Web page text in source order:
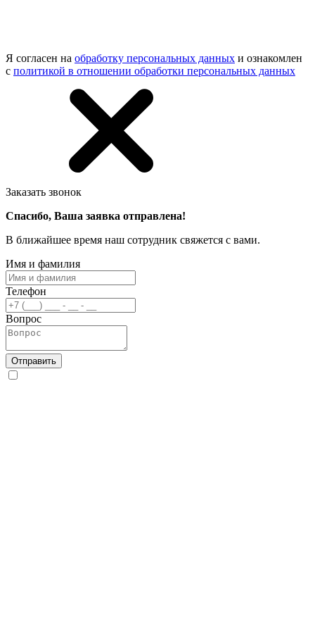
Я согласен на обработку персональных данных и ознакомлен
с политикой в отношении обработки персональных данных
Заказать звонок
Спасибо, Ваша заявка отправлена!
В ближайшее время наш сотрудник свяжется с вами.
Имя и фамилия
Телефон
Вопрос
Отправить